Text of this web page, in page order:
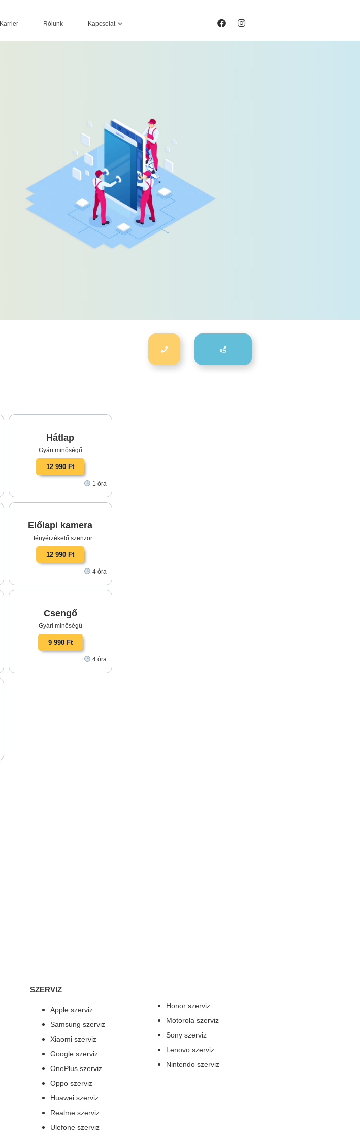
Karrier Rólunk Kapcsolat
Hátlap
Gyári minőségű
12 990 Ft
1 óra
Előlapi kamera
+ fényérzékelő szenzor
12 990 Ft
4 óra
Csengő
Gyári minőségű
9 990 Ft
4 óra
SZERVIZ
Apple szerviz
Samsung szerviz
Xiaomi szerviz
Google szerviz
OnePlus szerviz
Oppo szerviz
Huawei szerviz
Realme szerviz
Ulefone szerviz
Honor szerviz
Motorola szerviz
Sony szerviz
Lenovo szerviz
Nintendo szerviz